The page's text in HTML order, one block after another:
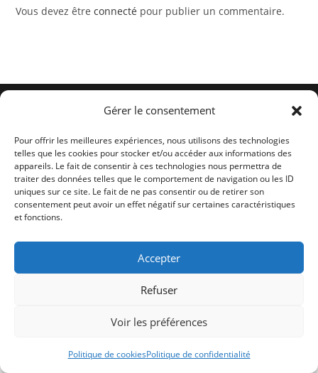
Gérer le consentement
Pour offrir les meilleures expériences, nous utilisons des technologies
telles que les cookies pour stocker et/ou accéder aux informations des
appareils. Le fait de consentir à ces technologies nous permettra de
traiter des données telles que le comportement de navigation ou les ID
uniques sur ce site. Le fait de ne pas consentir ou de retirer son
consentement peut avoir un effet négatif sur certaines caractéristiques
et fonctions.
Accepter
Refuser
Voir les préférences
Politique de cookiesPolitique de confidentialité
Vous devez êtreconnecté pour publier un commentaire.